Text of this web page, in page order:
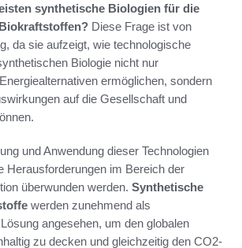
synthetische Biologien für die
Diese Frage ist von
da sie aufzeigt, wie technologische
Biologie nicht nur
ermöglichen, sondern
auf die Gesellschaft und
und Anwendung dieser Technologien
Herausforderungen im Bereich der
überwunden werden. Synthetische
werden zunehmend als
angesehen, um den globalen
zu decken und gleichzeitig den CO2-